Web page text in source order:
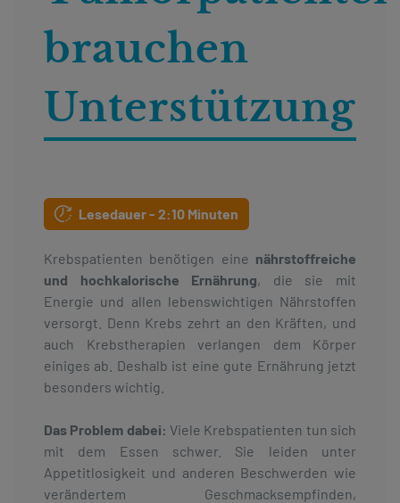
Kontakt
Kontakt
Social
revamp
brauchen
Unterstützung
Lesedauer - 2:10 Minuten
Krebspatienten benötigen eine nährstoffreiche
und hochkalorische Ernährung, die sie mit
Energie und allen lebenswichtigen Nährstoffen
versorgt. Denn Krebs zehrt an den Kräften, und
auch Krebstherapien verlangen dem Körper
einiges ab. Deshalb ist eine gute Ernährung jetzt
besonders wichtig.
Das Problem dabei: Viele Krebspatienten tun sich
mit dem Essen schwer. Sie leiden unter
Appetitlosigkeit und anderen Beschwerden wie
verändertem Geschmacksempfinden,